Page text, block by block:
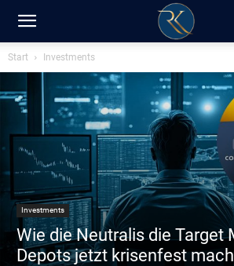
RK-
Insight
Blog
Start Investments
Investments
Wie die Neutralis die Target
Depots jetzt krisenfest